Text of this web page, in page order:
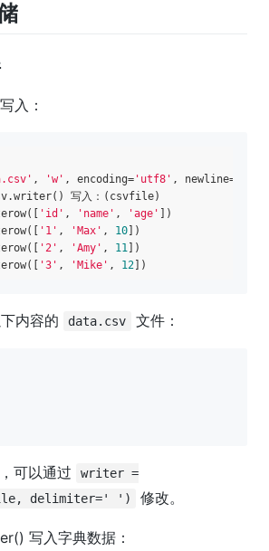
入：
, 'w' , encoding='utf8' , newline=
写入：(csvfile)
'id' , 'name' , 'age'
])
'1' , 'Max' , 10])
'2' , 'Amy' , 11])
'3' , 'Mike' , 12
内容的 data.csv 文件：
可以通过
writer =
delimiter=' ')
修改。
写入字典数据：